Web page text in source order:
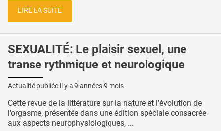
LIRE LA SUITE
SEXUALITÉ: Le plaisir sexuel, une
transe rythmique et neurologique
Actualité publiée il y a 9 années 9 mois
Cette revue de la littérature sur la nature et l’évolution de
l’orgasme, présentée dans une édition spéciale consacrée
aux aspects neurophysiologiques, ...